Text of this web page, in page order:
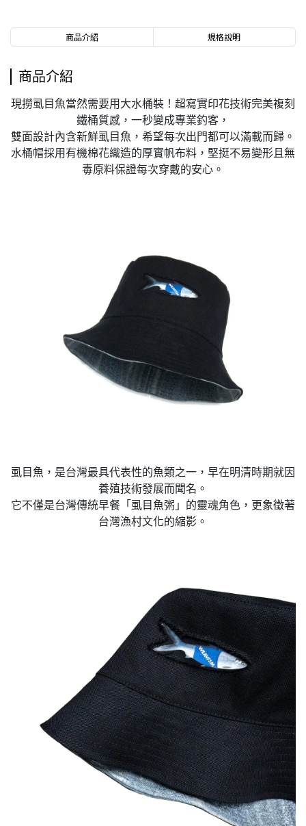
商品介紹 規格說明
商品介紹
現撈虱目魚當然需要用大水桶裝！超寫實印花技術完美複刻
鐵桶質感，一秒變成專業釣客，
雙面設計內含新鮮虱目魚，希望每次出門都可以滿載而歸。
水桶帽採用有機棉花織造的厚實帆布料，堅挺不易變形且無
毒原料保證每次穿戴的安心。
虱目魚，是台灣最具代表性的魚類之一，早在明清時期就因
養殖技術發展而聞名。
它不僅是台灣傳統早餐「虱目魚粥」的靈魂角色，更象徵著
台灣漁村文化的縮影。